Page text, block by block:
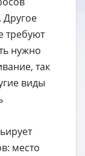
Другое
требуют
нужно
так
виды
место